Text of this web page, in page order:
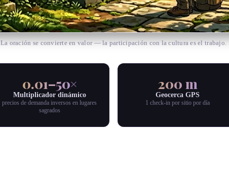
La oración se convierte en valor — la participación con la cultura es el trabajo.
0.01–50×
Multiplicador dinámico
precios de demanda inversos en lugares
sagrados
200 m
Geocerca GPS
1 check-in por sitio por día